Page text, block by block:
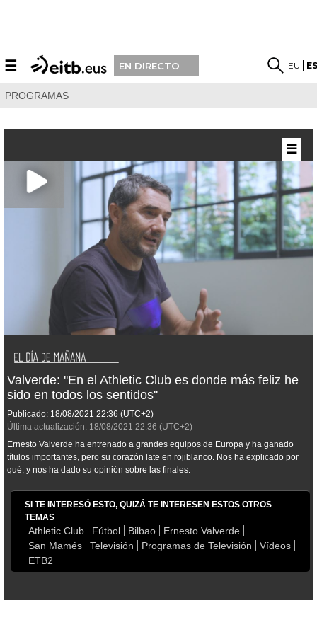
☰ EN DIRECTO EU
PROGRAMAS
Valverde: ''En el Athletic Club es donde más feliz he
sido en todos los sentidos''
Publicado: 18/08/2021 22:36 (UTC+2)
Última actualización: 18/08/2021 22:36 (UTC+2)
Ernesto Valverde ha entrenado a grandes equipos de Europa y ha ganado
títulos importantes, pero su corazón late en rojiblanco. Nos ha explicado por
qué, y nos ha dado su opinión sobre las finales.
SI TE INTERESÓ ESTO, QUIZÁ TE INTERESEN ESTOS OTROS
TEMAS
Athletic Club Fútbol Bilbao
Ernesto Valverde
San Mamés
Televisión Programas de Televisión
Vídeos
ETB2
☰